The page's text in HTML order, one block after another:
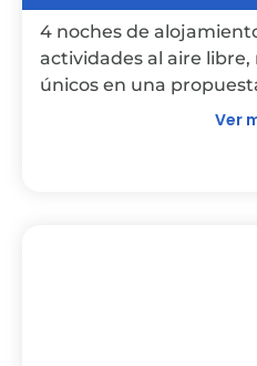
4 noches de
actividades al aire
únicos en una
especialmente paraVer